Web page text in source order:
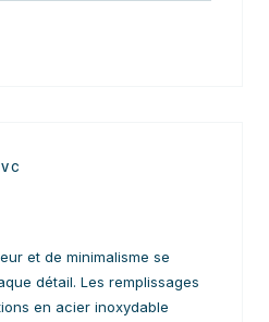
et de minimalisme se
détail. Les remplissages
en acier inoxydable